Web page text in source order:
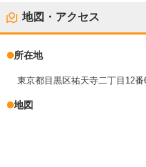
地図・アクセス
所在地
東京都目黒区祐天寺二丁目12
地図